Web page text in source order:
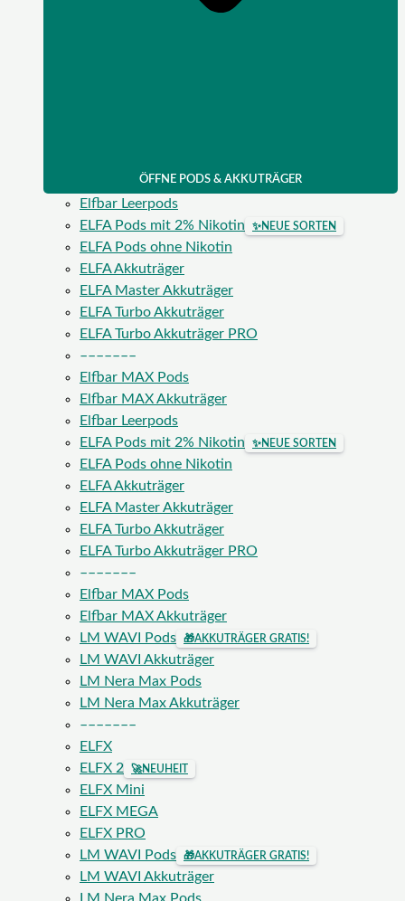
ÖFFNE PODS & AKKUTRÄGER
Elfbar Leerpods
ELFA Pods mit 2% Nikotin
✨NEUE SORTEN
ELFA Pods ohne Nikotin
ELFA Akkuträger
ELFA Master Akkuträger
ELFA Turbo Akkuträger
ELFA Turbo Akkuträger PRO
–––––––
Elfbar MAX Pods
Elfbar MAX Akkuträger
Elfbar Leerpods
ELFA Pods mit 2% Nikotin
✨NEUE SORTEN
ELFA Pods ohne Nikotin
ELFA Akkuträger
ELFA Master Akkuträger
ELFA Turbo Akkuträger
ELFA Turbo Akkuträger PRO
–––––––
Elfbar MAX Pods
Elfbar MAX Akkuträger
LM WAVI Pods
🎁AKKUTRÄGER GRATIS!
LM WAVI Akkuträger
LM Nera Max Pods
LM Nera Max Akkuträger
–––––––
ELFX
ELFX 2
🚀NEUHEIT
ELFX Mini
ELFX MEGA
ELFX PRO
LM WAVI Pods
🎁AKKUTRÄGER GRATIS!
LM WAVI Akkuträger